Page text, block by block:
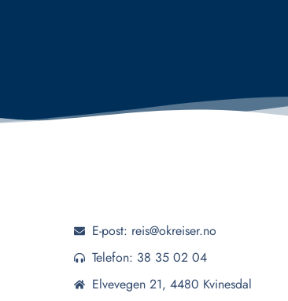
E-post: reis@okreiser.no
Telefon: 38 35 02 04
Elvevegen 21, 4480 Kvinesdal